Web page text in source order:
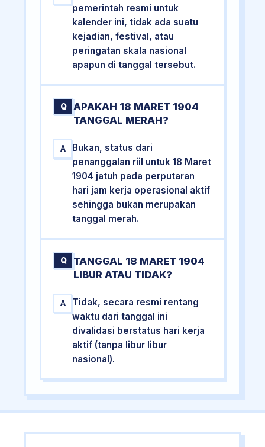
pemerintah resmi untuk
kalender ini, tidak ada suatu
kejadian, festival, atau
peringatan skala nasional
apapun di tanggal tersebut.
Q
APAKAH 18 MARET 1904
TANGGAL MERAH?
A
Bukan, status dari
penanggalan riil untuk 18 Maret
1904 jatuh pada perputaran
hari jam kerja operasional aktif
sehingga bukan merupakan
tanggal merah.
Q
TANGGAL 18 MARET 1904
LIBUR ATAU TIDAK?
A
Tidak, secara resmi rentang
waktu dari tanggal ini
divalidasi berstatus hari kerja
aktif (tanpa libur libur
nasional).